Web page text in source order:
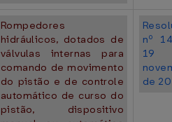
Rompedores
hidráulicos, dotados de
válvulas internas para
comando de movimento
do pistão e de controle
automático de curso do
pistão, dispositivo
nº
19
de